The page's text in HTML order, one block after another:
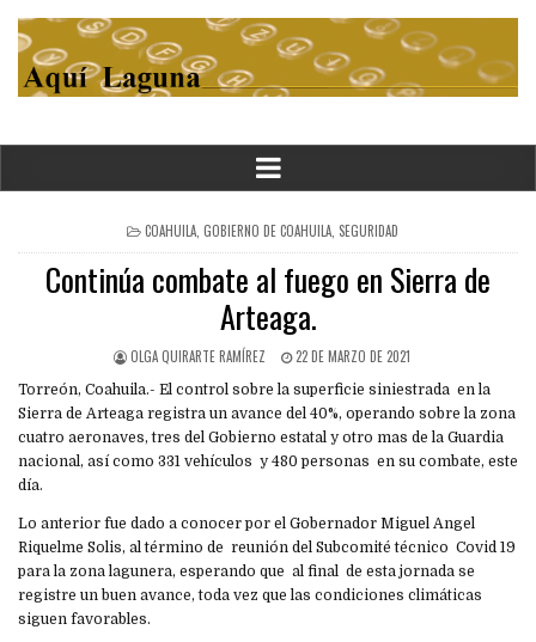
POSTED
IN
COAHUILA, GOBIERNO DE COAHUILA, SEGURIDAD
Continúa combate al fuego en Sierra de
Arteaga.
OLGA QUIRARTE RAMÍREZ 22 DE MARZO DE 2021
Torreón, Coahuila.- El control sobre la superficie siniestrada en la
Sierra de Arteaga registra un avance del 40%, operando sobre la zona
cuatro aeronaves, tres del Gobierno estatal y otro mas de la Guardia
nacional, así como 331 vehículos y 480 personas en su combate, este
día.
Lo anterior fue dado a conocer por el Gobernador Miguel Angel
Riquelme Solis, al término de reunión del Subcomité técnico Covid 19
para la zona lagunera, esperando que al final de esta jornada se
registre un buen avance, toda vez que las condiciones climáticas
siguen favorables.